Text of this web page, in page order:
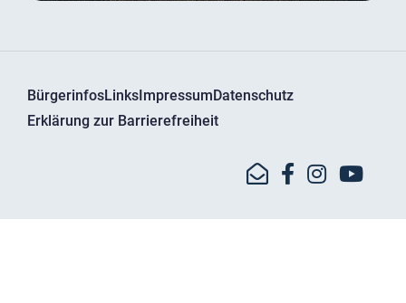
BürgerinfosLinksImpressumDatenschutz
Erklärung zur Barrierefreiheit